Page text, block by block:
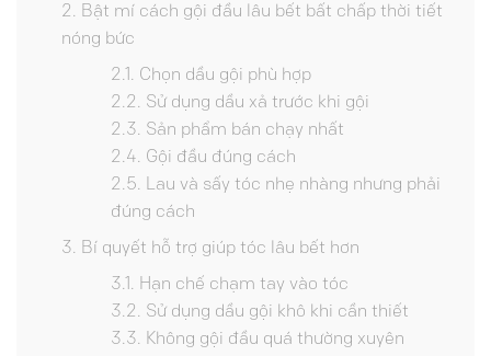
Bật mí cách gội đầu lâu bết bất chấp thời tiết
nóng bức
Chọn dầu gội phù hợp
Sử dụng dầu xả trước khi gội
Sản phẩm bán chạy nhất
Gội đầu đúng cách
Lau và sấy tóc nhẹ nhàng nhưng phải
đúng cách
Bí quyết hỗ trợ giúp tóc lâu bết hơn
Hạn chế chạm tay vào tóc
Sử dụng dầu gội khô khi cần thiết
Không gội đầu quá thường xuyên